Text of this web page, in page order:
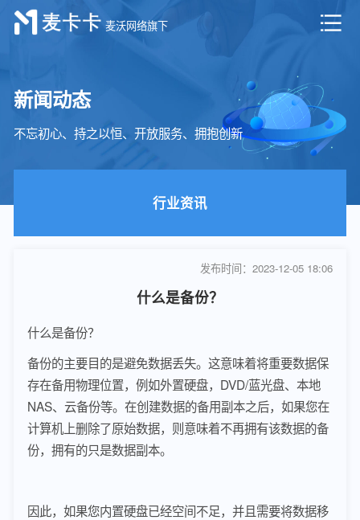
麦沃网络旗下
新闻动态
不忘初心、持之以恒、开放服务、拥抱创新
行业资讯
发布时间：2023-12-05 18:06
什么是备份？
什么是备份？
备份的主要目的是避免数据丢失。这意味着将重要数据保
存在备用物理位置，例如外置硬盘，DVD/蓝光盘、本地
NAS、云备份等。在创建数据的备用副本之后，如果您在
计算机上删除了原始数据，则意味着不再拥有该数据的备
份，拥有的只是数据副本。
因此，如果您内置硬盘已经空间不足，并且需要将数据移